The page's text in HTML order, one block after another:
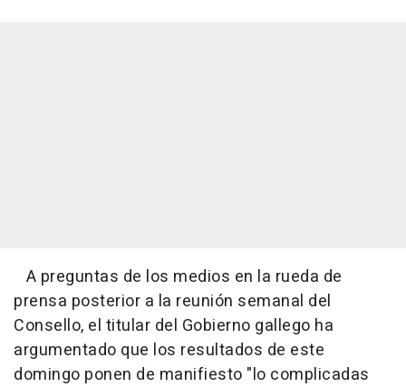
A preguntas de los medios en la rueda de
prensa posterior a la reunión semanal del
Consello, el titular del Gobierno gallego ha
argumentado que los resultados de este
domingo ponen de manifiesto "lo complicadas